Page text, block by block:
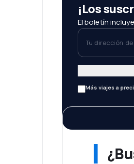
¡Los
El boletín
Tu dirección de
Más viajes a